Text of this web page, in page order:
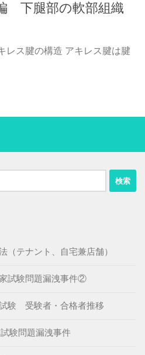
下腿部の軟部組織
レス腱の構造 アキレス腱は腱
（テナント、自宅兼店舗）
試験問題漏洩事件②
試験 受験者・合格者推移
験問題漏洩事件